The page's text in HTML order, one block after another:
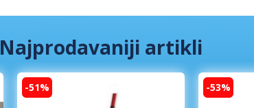
Najprodavaniji artikli
-51% -53%